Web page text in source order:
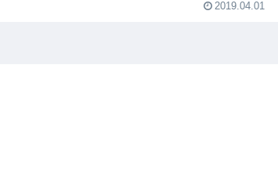
2019.04.01